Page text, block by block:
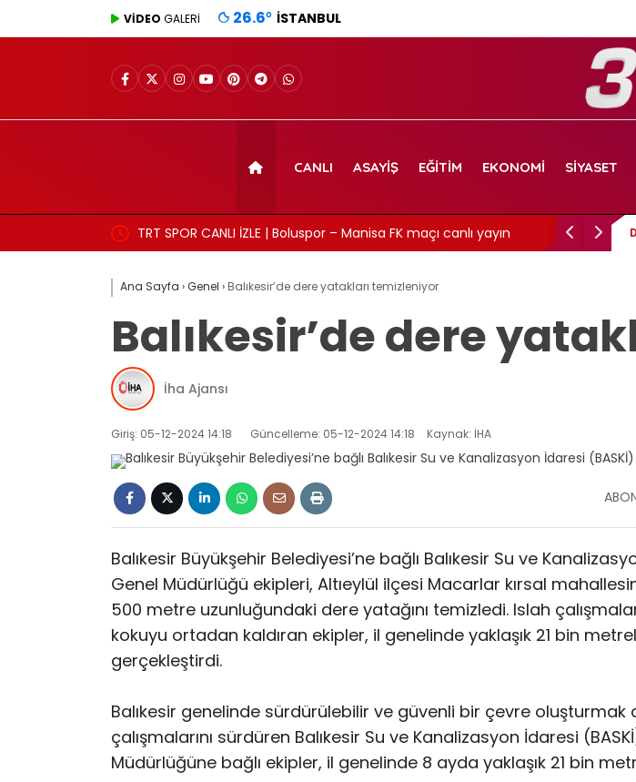
VİDEO GALERİ 26.6° İSTANBUL
CANLI ASAYIŞ EĞITIM EKONOMI SIYASET
TRT SPOR CANLI İZLE | Boluspor – Manisa FK maçı canlı yayın
Aslı
Ana Sayfa ›Genel › Balıkesir’de dere yatakları temizleniyor
Balıkesir’de dere
İha Ajansı
Giriş: 05-12-2024 14:18 Güncelleme: 05-12-2024 14:18 Kaynak: İHA
Balıkesir Büyükşehir Belediyesi’ne bağlı Balıkesir Su ve
Genel Müdürlüğü ekipleri, Altıeylül ilçesi Macarlar kırsal
500 metre uzunluğundaki dere yatağını temizledi. Islah
kokuyu ortadan kaldıran ekipler, il genelinde yaklaşık 21 bin
gerçekleştirdi.
Balıkesir genelinde sürdürülebilir ve güvenli bir çevre oluşturmak
çalışmalarını sürdüren Balıkesir Su ve Kanalizasyon İdaresi
Müdürlüğüne bağlı ekipler, il genelinde 8 ayda yaklaşık 21 bin